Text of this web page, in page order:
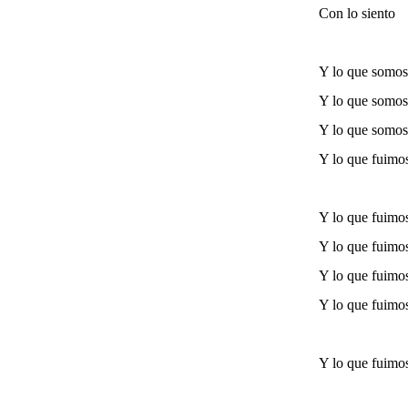
Con lo siento
Y lo que somos
Y lo que somos
Y lo que somos
Y lo que
Y lo que
Y lo que
Y lo que
Y lo que
Y lo que